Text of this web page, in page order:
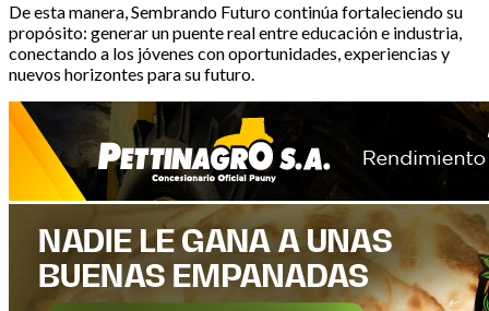
De esta manera, Sembrando Futuro continúa fortaleciendo su
propósito: generar un puente real entre educación e industria,
conectando a los jóvenes con oportunidades, experiencias y
nuevos horizontes para su futuro.